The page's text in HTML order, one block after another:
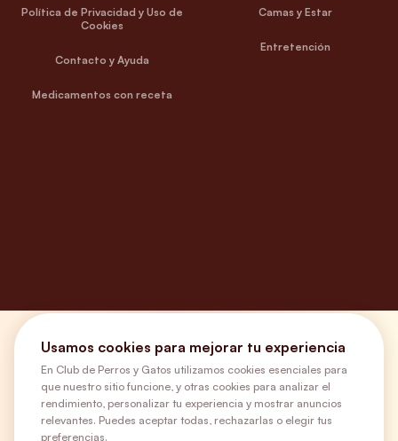
Política de Privacidad y Uso de
Cookies
Contacto y Ayuda
Medicamentos con receta
Camas y Estar
Entretención
¿Necesitas ayuda?
Envíos Gratis
Usamos cookies para mejorar tu experiencia
En Club de Perros y Gatos utilizamos cookies esenciales para
que nuestro sitio funcione, y otras cookies para analizar el
rendimiento, personalizar tu experiencia y mostrar anuncios
relevantes. Puedes aceptar todas, rechazarlas o elegir tus
preferencias.